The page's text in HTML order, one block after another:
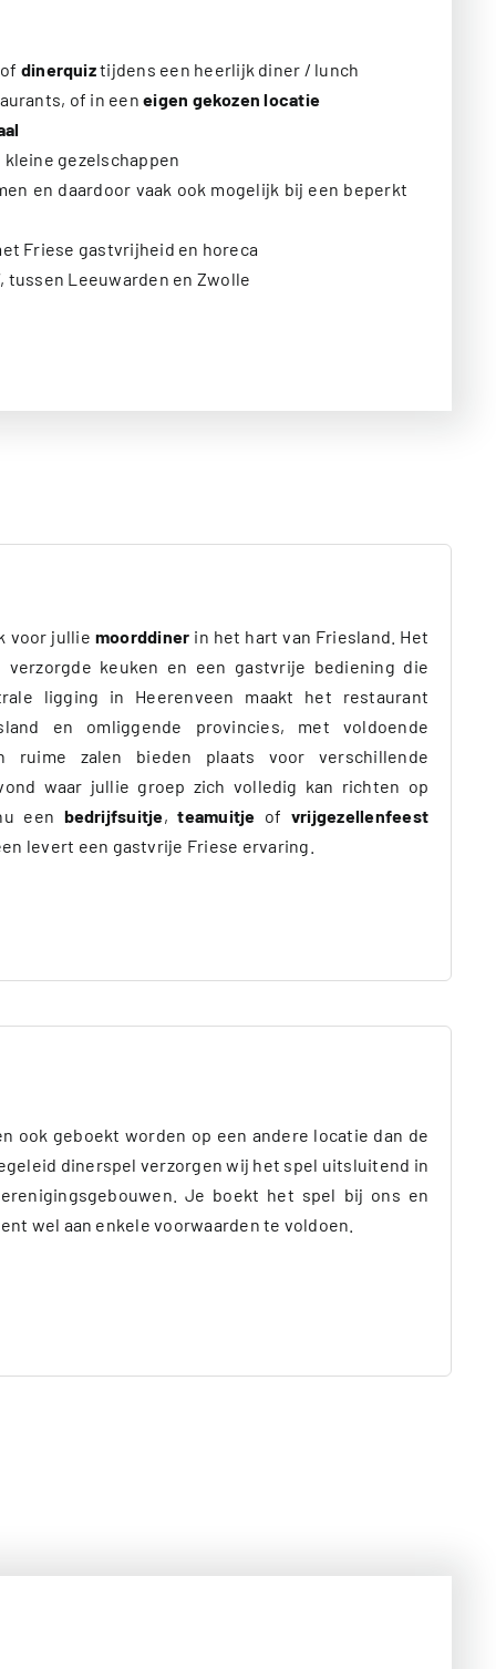
dinerquiztijdens een heerlijk diner / lunch
of in eeneigen gekozen locatie
gezelschappen
en daardoor vaak ook mogelijk bij een beperkt
Friese gastvrijheid en horeca
tussen Leeuwarden en Zwolle
voor jullie moorddiner in het hart van Friesland. Het
keuken en een gastvrije bediening die
ligging in Heerenveen maakt het restaurant
en omliggende provincies, met voldoende
ruime zalen bieden plaats voor verschillende
waar jullie groep zich volledig kan richten op
een bedrijfsuitje,teamuitje of vrijgezellenfeest
levert een gastvrije Friese ervaring.
ook geboekt worden op een andere locatie dan de
dinerspel verzorgen wij het spel uitsluitend in
Je boekt het spel bij ons en
wel aan enkele voorwaarden te voldoen.